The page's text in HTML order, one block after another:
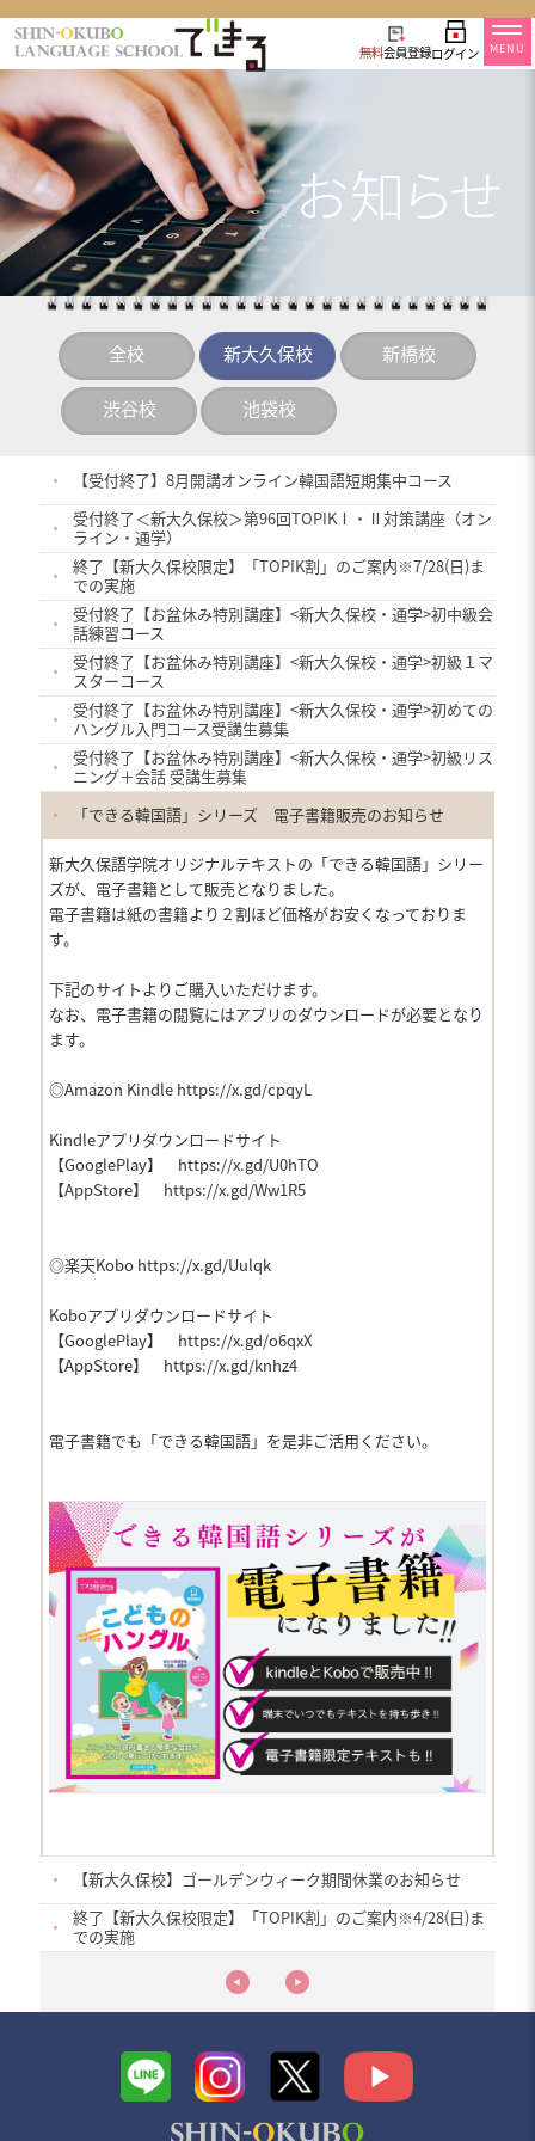
無料会員登録ログイン MENU
全校 新大久保校 新橋校
渋谷校 池袋校
・ 【受付終了】8月開講オンライン韓国語短期集中コース
・
受付終了＜新大久保校＞第96回TOPIKⅠ・Ⅱ対策講座（オン
ライン・通学）
・
終了【新大久保校限定】「TOPIK割」のご案内※7/28(日)ま
での実施
・
受付終了【お盆休み特別講座】<新大久保校・通学>初中級会
話練習コース
・
受付終了【お盆休み特別講座】<新大久保校・通学>初級１マ
スターコース
・
受付終了【お盆休み特別講座】<新大久保校・通学>初めての
ハングル入門コース受講生募集
・
受付終了【お盆休み特別講座】<新大久保校・通学>初級リス
ニング＋会話 受講生募集
・
「できる韓国語」シリーズ 電子書籍販売のお知らせ
新大久保語学院オリジナルテキストの「できる韓国語」シリー
ズが、電子書籍として販売となりました。
電子書籍は紙の書籍より２割ほど価格がお安くなっておりま
す。
下記のサイトよりご購入いただけます。
なお、電子書籍の閲覧にはアプリのダウンロードが必要となり
ます。
◎Amazon Kindle https://x.gd/cpqyL
Kindleアプリダウンロードサイト
【GooglePlay】 https://x.gd/U0hTO
【AppStore】 https://x.gd/Ww1R5
◎楽天Kobo https://x.gd/Uulqk
Koboアプリダウンロードサイト
【GooglePlay】 https://x.gd/o6qxX
【AppStore】 https://x.gd/knhz4
電子書籍でも「できる韓国語」を是非ご活用ください。
・ 【新大久保校】ゴールデンウィーク期間休業のお知らせ
・
終了【新大久保校限定】「TOPIK割」のご案内※4/28(日)ま
での実施